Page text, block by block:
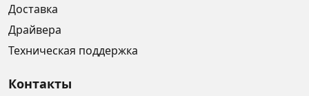
Доставка
Драйвера
Техническая поддержка
Контакты